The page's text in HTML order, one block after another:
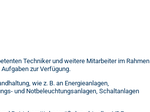
Techniker und weitere Mitarbeiter im Rahmen
zur Verfügung.
wie z. B. an Energieanlagen,
und Notbeleuchtungsanlagen, Schaltanlagen